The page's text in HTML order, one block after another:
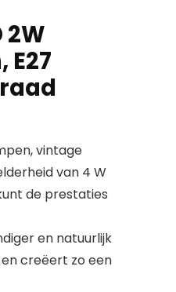
2W
vintage
van 4 W
de prestaties
en natuurlijk
creëert zo een